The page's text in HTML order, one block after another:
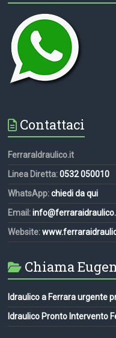
Contattaci
FerraraIdraulico.it
Linea Diretta:0532 050010
WhatsApp:chiedi da qui
Email:
Website:
Chiama
Idraulico a Ferrara urgente
Idraulico Pronto Intervento